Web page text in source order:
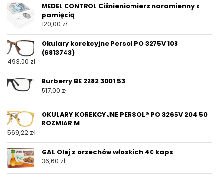
MEDEL CONTROL Ciśnieniomierz naramienny z
pamięcią
120,00 zł
Okulary korekcyjne Persol PO 3275V 108
(6813743)
493,00 zł
Burberry BE 2282 3001 53
517,00 zł
OKULARY KOREKCYJNE PERSOL® PO 3265V 204 50
ROZMIAR M
569,22 zł
GAL Olej z orzechów włoskich 40 kaps
36,60 zł